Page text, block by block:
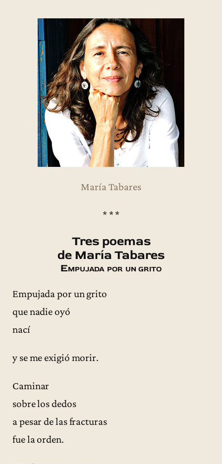
María Tabares
* * *
Tres poemas
de María Tabares
Empujada por un grito
Empujada por un grito
que nadie oyó
nací
y se me exigió morir.
Caminar
sobre los dedos
a pesar de las fracturas
fue la orden.